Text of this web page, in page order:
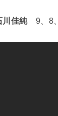
川佳純9、8